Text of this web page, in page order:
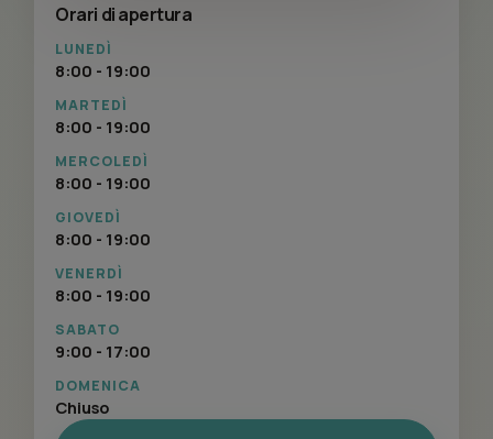
Orari di apertura
LUNEDÌ
8:00 - 19:00
MARTEDÌ
8:00 - 19:00
MERCOLEDÌ
8:00 - 19:00
GIOVEDÌ
8:00 - 19:00
VENERDÌ
8:00 - 19:00
SABATO
9:00 - 17:00
DOMENICA
Chiuso